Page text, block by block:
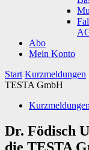
Abo
Mein Konto
Start Kurzmeldungen
TESTA GmbH
Kurzmeldungen
Dr. Födisch